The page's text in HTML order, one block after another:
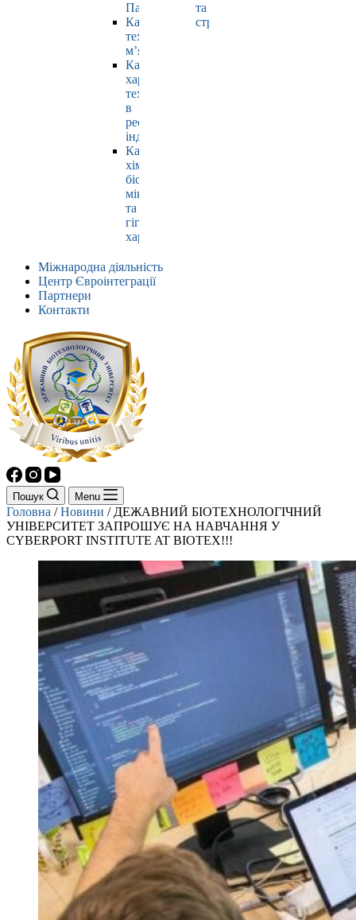
Павлюк
Кафедра
технології
м’яса
Кафедра
харчових
технологій
в
ресторанній
індустрії
Кафедра
хімії,
біохімії,
мікробіології
та
гігієни
харчування
та
страхування
Міжнародна діяльність
Центр Євроінтеграції
Партнери
Контакти
Пошук Menu
Головна /Новини / ДЕЖАВНИЙ БІОТЕХНОЛОГІЧНИЙ
УНІВЕРСИТЕТ ЗАПРОШУЄ НА НАВЧАННЯ У
CYBERPORT INSTITUTE AT BIOTEX!!!